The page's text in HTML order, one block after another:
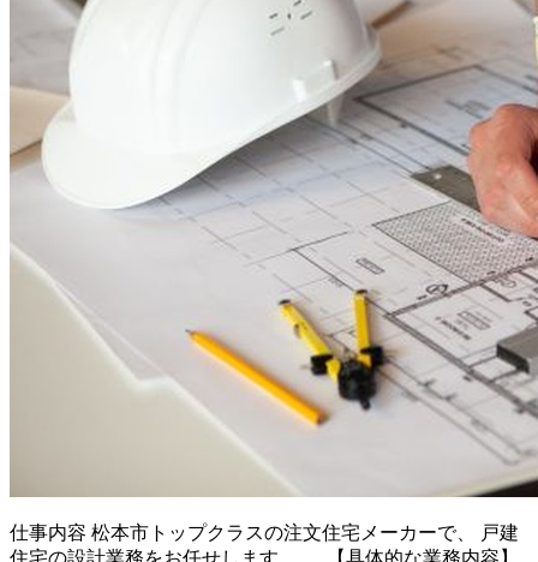
仕事内容 松本市トップクラスの注文住宅メーカーで、 戸建
住宅の設計業務をお任せします。 【具体的な業務内容】